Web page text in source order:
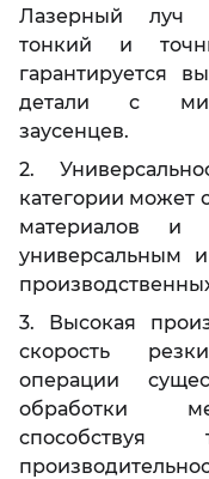
Лазерный луч
тонкий и
гарантируется
детали с
заусенцев.
2.
категории может
материалов и
универсальным
3. Высокая
скорость
операции
обработки